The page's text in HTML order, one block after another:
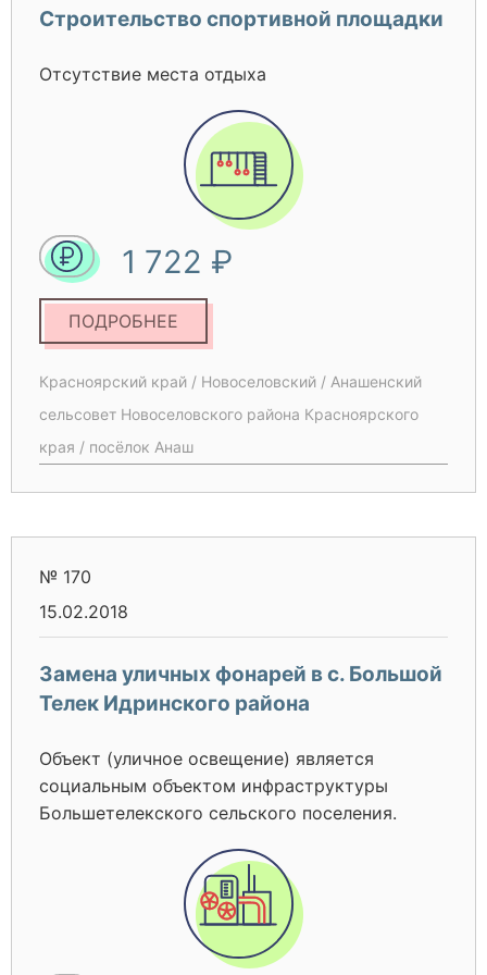
Строительство спортивной площадки
Отсутствие места отдыха
1 722 ₽
ПОДРОБНЕЕ
Красноярский край / Новоселовский / Анашенский
сельсовет Новоселовского района Красноярского
края / посёлок Анаш
№ 170
15.02.2018
Замена уличных фонарей в с. Большой
Телек Идринского района
Объект (уличное освещение) является
социальным объектом инфраструктуры
Большетелекского сельского поселения.
освещения (НО) на территории с. Большой
Телек начато еще в 60-х годах. На
протяжении последующих десятков лет,
проводилась частичная реконструкция